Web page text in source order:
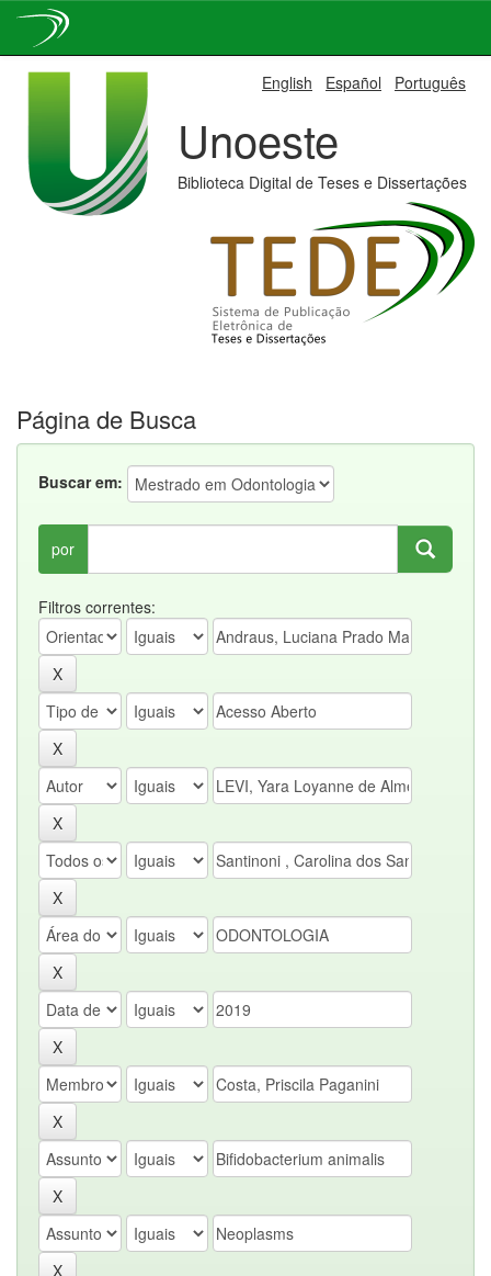
English Español Português
Unoeste
Biblioteca Digital de Teses e Dissertações
Página de Busca
Buscar em:
por
Filtros correntes: